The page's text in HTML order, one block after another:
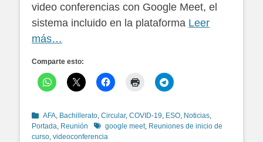
video conferencias con Google Meet, el
sistema incluido en la plataforma Leer
más…
Comparte esto:
Categorías
AFA, Bachillerato, Circular, COVID-19, ESO, Noticias,
Portada, Reunión Etiquetas
google meet, Reuniones de inicio de
curso, videoconferencia